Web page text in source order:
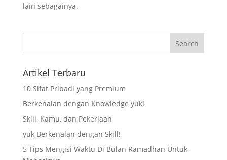
lain sebagainya.
Artikel Terbaru
10 Sifat Pribadi yang Premium
Berkenalan dengan Knowledge yuk!
Skill, Kamu, dan Pekerjaan
yuk Berkenalan dengan Skill!
5 Tips Mengisi Waktu Di Bulan Ramadhan Untuk